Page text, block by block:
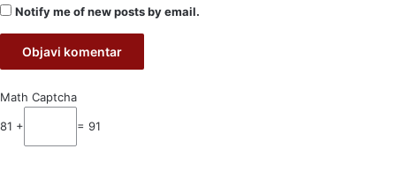
Notify me of new posts by email.
Math Captcha
81 + = 91